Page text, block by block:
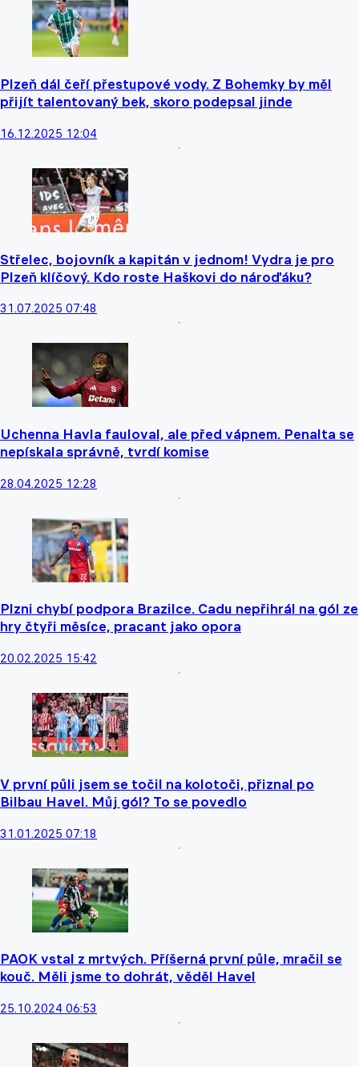
Plzeň dál čeří přestupové vody. Z Bohemky by měl
přijít talentovaný bek, skoro podepsal jinde
16.12.2025 12:04
Střelec, bojovník a kapitán v jednom! Vydra je pro
Plzeň klíčový. Kdo roste Haškovi do nároďáku?
31.07.2025 07:48
Uchenna Havla fauloval, ale před vápnem. Penalta se
nepískala správně, tvrdí komise
28.04.2025 12:28
Plzni chybí podpora Brazilce. Cadu nepřihrál na gól ze
hry čtyři měsíce, pracant jako opora
20.02.2025 15:42
V první půli jsem se točil na kolotoči, přiznal po
Bilbau Havel. Můj gól? To se povedlo
31.01.2025 07:18
PAOK vstal z mrtvých. Příšerná první půle, mračil se
kouč. Měli jsme to dohrát, věděl Havel
25.10.2024 06:53